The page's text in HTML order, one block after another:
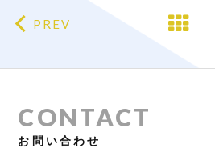
PREV
CONTACT
お問い合わせ